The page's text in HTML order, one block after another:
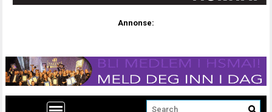
Annonse: